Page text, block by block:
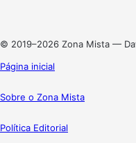
© 2019–2026 Zona Mista —
Página inicial
Sobre o Zona Mista
Política Editorial